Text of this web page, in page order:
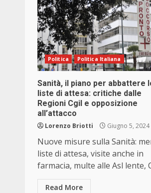
Politica Politica Italiana
Sanità, il piano per abbattere
liste di attesa: critiche dalle
Regioni Cgil e opposizione
all’attacco
Lorenzo Briotti Giugno 5, 2024
Nuove misure sulla Sanità:
liste di attesa, visite anche in
farmacia, multe alle Asl lente,
Read More